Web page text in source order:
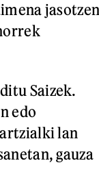
Saizek.
edo
lan
gauza